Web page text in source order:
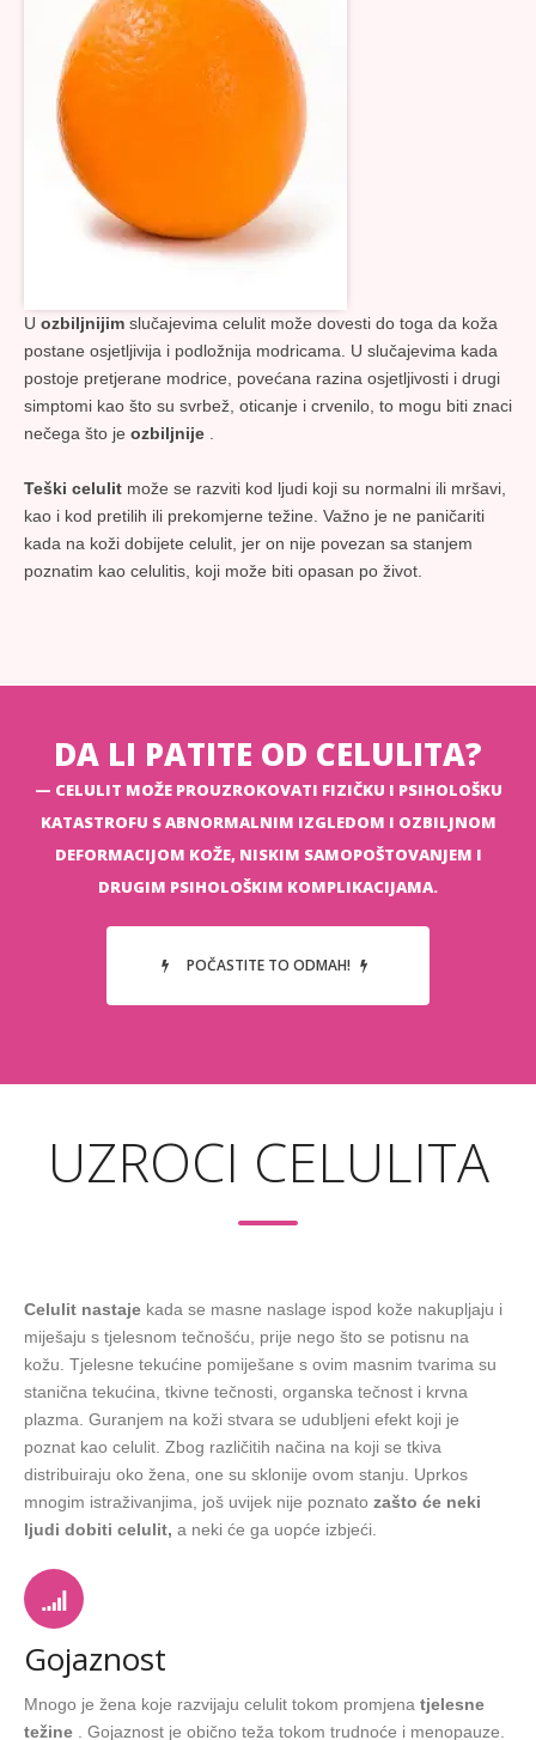
U ozbiljnijim slučajevima celulit može dovesti do toga da koža
postane osjetljivija i podložnija modricama. U slučajevima kada
postoje pretjerane modrice, povećana razina osjetljivosti i drugi
simptomi kao što su svrbež, oticanje i crvenilo, to mogu biti znaci
nečega što je ozbiljnije
Teški celulit može se razviti kod ljudi koji su normalni ili mršavi,
kao i kod pretilih ili prekomjerne težine. Važno je ne paničariti
kada na koži dobijete celulit, jer on nije povezan sa stanjem
poznatim kao celulitis, koji može biti opasan po život.
DA LI PATITE OD CELULITA?
CELULIT MOŽE PROUZROKOVATI FIZIČKU I PSIHOLOŠKU
KATASTROFU S ABNORMALNIM IZGLEDOM I OZBILJNOM
DEFORMACIJOM KOŽE, NISKIM SAMOPOŠTOVANJEM I
DRUGIM PSIHOLOŠKIM KOMPLIKACIJAMA.
POČASTITE TO ODMAH!
UZROCI CELULITA
Celulit nastaje kada se masne naslage ispod kože nakupljaju i
miješaju s tjelesnom tečnošću, prije nego što se potisnu na
kožu. Tjelesne tekućine pomiješane s ovim masnim tvarima su
stanična tekućina, tkivne tečnosti, organska tečnost i krvna
plazma. Guranjem na koži stvara se udubljeni efekt koji je
poznat kao celulit. Zbog različitih načina na koji se tkiva
distribuiraju oko žena, one su sklonije ovom stanju. Uprkos
mnogim istraživanjima, još uvijek nije poznato zašto će neki
ljudi dobiti celulit, a neki će ga uopće izbjeći.
Gojaznost
Mnogo je žena koje razvijaju celulit tokom promjena tjelesne
težine . Gojaznost je obično teža tokom trudnoće i menopauze.